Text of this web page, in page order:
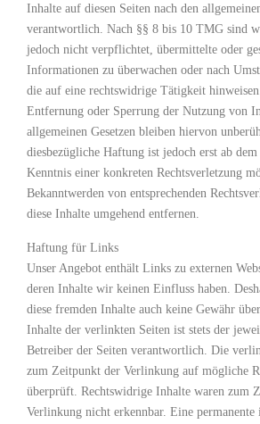
Inhalte auf diesen Seiten nach den
verantwortlich. Nach §§ 8 bis 10 TMG sind
jedoch nicht verpflichtet, übermittelte oder
Informationen zu überwachen oder nach
die auf eine rechtswidrige Tätigkeit
Entfernung oder Sperrung der Nutzung von
allgemeinen Gesetzen bleiben hiervon
diesbezügliche Haftung ist jedoch erst ab
Kenntnis einer konkreten Rechtsverletzung
Bekanntwerden von entsprechenden
diese Inhalte umgehend entfernen.
Haftung für Links
Unser Angebot enthält Links zu externen
deren Inhalte wir keinen Einfluss haben.
diese fremden Inhalte auch keine Gewähr
Inhalte der verlinkten Seiten ist stets der
Betreiber der Seiten verantwortlich. Die
zum Zeitpunkt der Verlinkung auf mögliche
überprüft. Rechtswidrige Inhalte waren zum
Verlinkung nicht erkennbar. Eine